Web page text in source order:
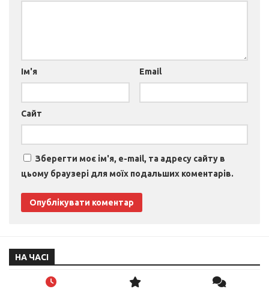
Ім'я Email
Сайт
Зберегти моє ім'я, e-mail, та адресу сайту в
цьому браузері для моїх подальших коментарів.
НА ЧАСІ